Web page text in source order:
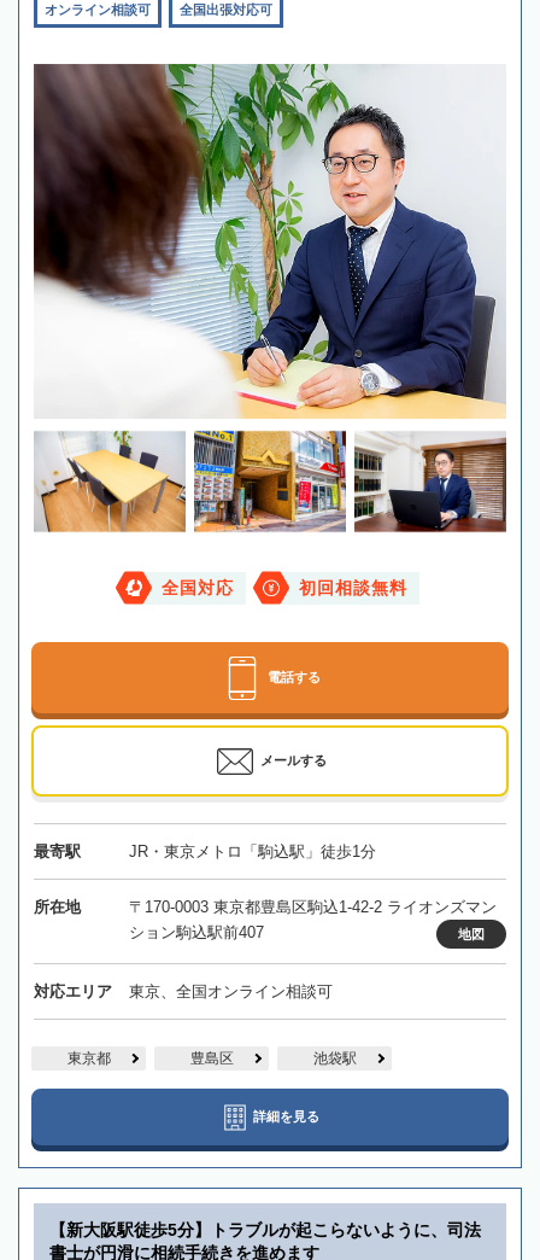
オンライン相談可 全国出張対応可
全国対応 初回相談無料
電話する
メールする
最寄駅 JR・東京メトロ「駒込駅」徒歩1分
所在地
〒170-0003 東京都豊島区駒込1-42-2 ライオンズマン
ション駒込駅前407
地図
対応エリア 東京、全国オンライン相談可
東京都 豊島区 池袋駅
詳細を見る
【新大阪駅徒歩5分】トラブルが起こらないように、司法
書士が円滑に相続手続きを進めます